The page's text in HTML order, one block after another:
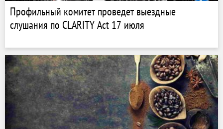
Профильный комитет проведет выездные
слушания по CLARITY Act 17 июля